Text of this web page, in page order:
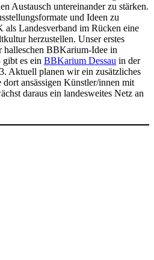
Austausch untereinander zu stärken.
und Ideen zu
Landesverband im Rücken eine
herzustellen. Unser erstes
halleschen BBKarium-Idee in
es ein BBKarium Dessau in der
Aktuell planen wir ein zusätzliches
ansässigen Künstler/innen mit
daraus ein landesweites Netz an